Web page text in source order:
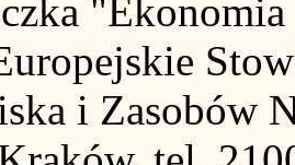
i Zasobów